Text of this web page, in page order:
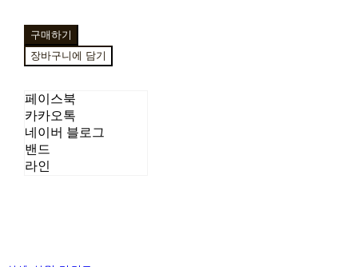
구매하기
장바구니에 담기
페이스북
카카오톡
네이버 블로그
밴드
라인